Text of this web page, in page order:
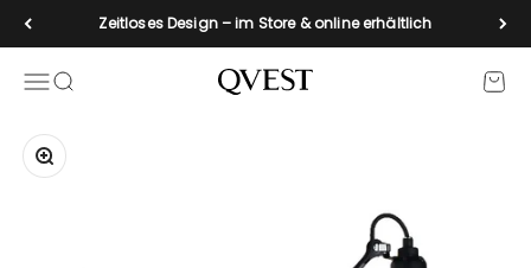
Zum Inhalt springenZeitloses Design – im Store & online erhältlich
Navigationsmenü öffnen
Suche öffnen qvest-de
Bild vergrößern